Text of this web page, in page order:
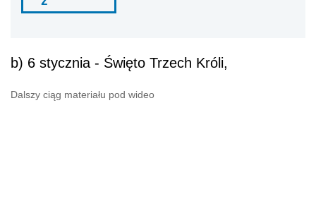
b) 6 stycznia - Święto Trzech Króli,
Dalszy ciąg materiału pod wideo